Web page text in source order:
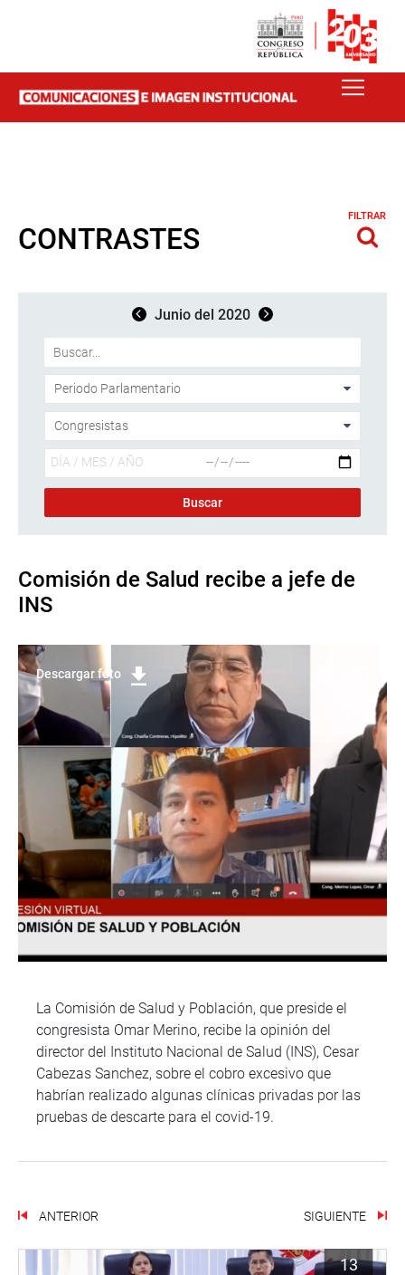
CONTRASTES
FILTRAR
Junio del 2020
Comisión de Salud recibe a jefe de
INS
Descargar foto
La Comisión de Salud y Población, que preside el
congresista Omar Merino, recibe la opinión del
director del Instituto Nacional de Salud (INS), Cesar
Cabezas Sanchez, sobre el cobro excesivo que
habrían realizado algunas clínicas privadas por las
pruebas de descarte para el covid-19.
ANTERIOR SIGUIENTE
13